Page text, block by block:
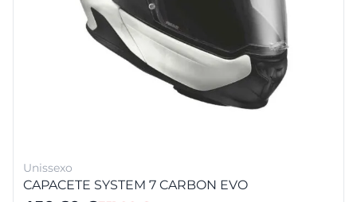
Unissexo
CAPACETE SYSTEM 7 CARBON EVO